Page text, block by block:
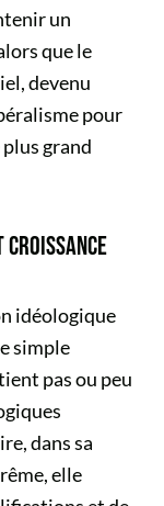
un
que le
devenu
pour
grand
idéologique
simple
pas ou peu
dans sa
elle